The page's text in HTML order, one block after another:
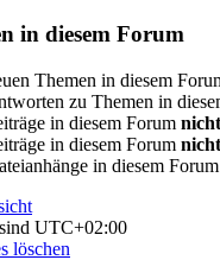
in diesem Forum
Themen in diesem
zu Themen in
in diesem Forum nicht
in diesem Forum nicht
in diesem
UTC+02:00
löschen